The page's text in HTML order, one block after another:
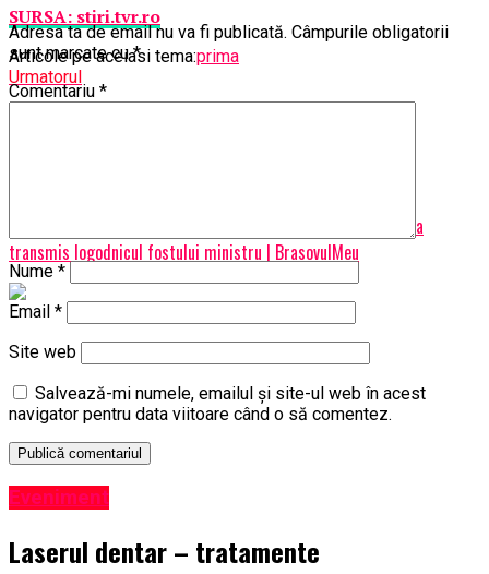
SURSA: stiri.tvr.ro
Articole pe aceiasi tema:prima
Urmatorul
Bucurie mare în familia Elenei Udrea! Ce mesaj surprinzător a
transmis logodnicul fostului ministru | BrasovulMeu
Adresa ta de email nu va fi publicată. Câmpurile obligatorii
sunt marcate cu*
Comentariu *
Nume *
Email *
Site web
Salvează-mi numele, emailul și site-ul web în acest
navigator pentru data viitoare când o să comentez.
Eveniment
Laserul dentar – tratamente